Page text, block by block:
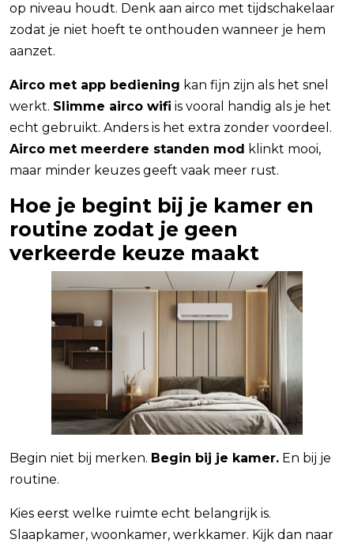
op niveau houdt. Denk aan airco met tijdschakelaar
zodat je niet hoeft te onthouden wanneer je hem
aanzet.
Airco met app bediening kan fijn zijn als het snel
werkt. Slimme airco wifi is vooral handig als je het
echt gebruikt. Anders is het extra zonder voordeel.
Airco met meerdere standen mod klinkt mooi,
maar minder keuzes geeft vaak meer rust.
Hoe je begint bij je kamer en
routine zodat je geen
verkeerde keuze maakt
Begin niet bij merken. Begin bij je kamer. En bij je
routine.
Kies eerst welke ruimte echt belangrijk is.
Slaapkamer, woonkamer, werkkamer. Kijk dan naar